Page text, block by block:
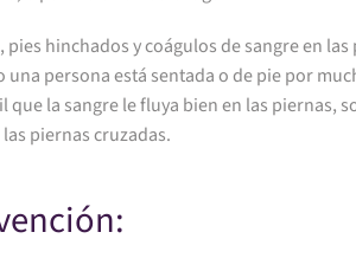
pies hinchados y coágulos de sangre en las
una persona está sentada o de pie por
que la sangre le fluya bien en las piernas,
piernas cruzadas.